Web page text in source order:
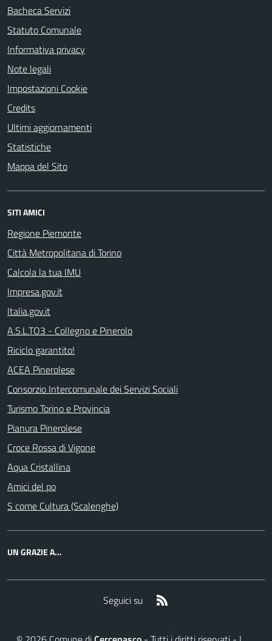
Bacheca Servizi
Statuto Comunale
Informativa privacy
Note legali
Impostazioni Cookie
Credits
Ultimi aggiornamenti
Statistiche
Mappa del Sito
SITI AMICI
Regione Piemonte
Città Metropolitana di Torino
Calcola la tua IMU
Impresa.gov.it
Italia.gov.it
A.S.L.TO3 - Collegno e Pinerolo
Riciclo garantito!
ACEA Pinerolese
Consorzio Intercomunale dei Servizi Sociali
Turismo Torino e Provincia
Pianura Pinerolese
Croce Rossa di Vigone
Aqua Cristallina
Amici del po
S come Cultura (Scalenghe)
UN GRAZIE A...
Seguici su